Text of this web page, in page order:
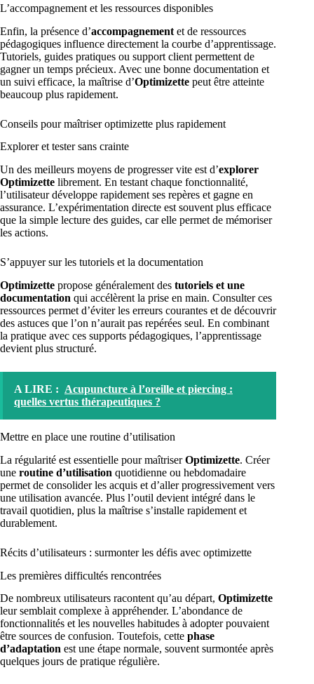
L’accompagnement et les ressources disponibles
Enfin, la présence d’accompagnement et de ressources
pédagogiques influence directement la courbe d’apprentissage.
Tutoriels, guides pratiques ou support client permettent de
gagner un temps précieux. Avec une bonne documentation et
un suivi efficace, la maîtrise d’Optimizette peut être atteinte
beaucoup plus rapidement.
Conseils pour maîtriser optimizette plus rapidement
Explorer et tester sans crainte
Un des meilleurs moyens de progresser vite est d’explorer
Optimizette librement. En testant chaque fonctionnalité,
l’utilisateur développe rapidement ses repères et gagne en
assurance. L’expérimentation directe est souvent plus efficace
que la simple lecture des guides, car elle permet de mémoriser
les actions.
S’appuyer sur les tutoriels et la documentation
Optimizette propose généralement des tutoriels et une
documentation qui accélèrent la prise en main. Consulter ces
ressources permet d’éviter les erreurs courantes et de découvrir
des astuces que l’on n’aurait pas repérées seul. En combinant
la pratique avec ces supports pédagogiques, l’apprentissage
devient plus structuré.
A LIRE : Acupuncture à l’oreille et piercing :
quelles vertus thérapeutiques ?
Mettre en place une routine d’utilisation
La régularité est essentielle pour maîtriserOptimizette. Créer
une routine d’utilisation quotidienne ou hebdomadaire
permet de consolider les acquis et d’aller progressivement vers
une utilisation avancée. Plus l’outil devient intégré dans le
travail quotidien, plus la maîtrise s’installe rapidement et
durablement.
Récits d’utilisateurs : surmonter les défis avec optimizette
Les premières difficultés rencontrées
De nombreux utilisateurs racontent qu’au départ, Optimizette
leur semblait complexe à appréhender. L’abondance de
fonctionnalités et les nouvelles habitudes à adopter pouvaient
être sources de confusion. Toutefois, cette phase
d’adaptation est une étape normale, souvent surmontée après
quelques jours de pratique régulière.